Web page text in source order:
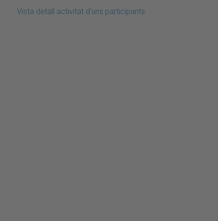
Vista detall activitat d’uns participants